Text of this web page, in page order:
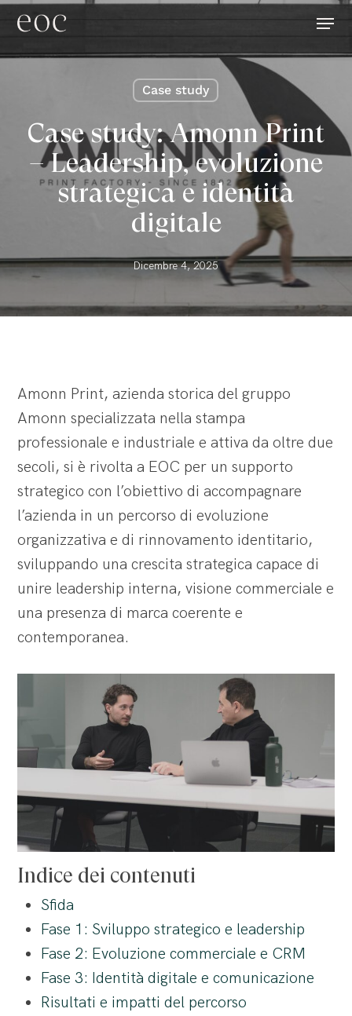
Skip
main
Menu
Case study
Case study: Amonn Print
– Leadership, evoluzione
strategica e identità
digitale
Dicembre 4, 2025
Amonn Print, azienda storica del gruppo
Amonn specializzata nella stampa
professionale e industriale e attiva da oltre due
secoli, si è rivolta a EOC per un supporto
strategico con l’obiettivo di accompagnare
l’azienda in un percorso di evoluzione
organizzativa e di rinnovamento identitario,
sviluppando una crescita strategica capace di
unire leadership interna, visione commerciale e
una presenza di marca coerente e
contemporanea.
Indice dei contenuti
Sfida
Fase 1: Sviluppo strategico e leadership
Fase 2: Evoluzione commerciale e CRM
Fase 3: Identità digitale e comunicazione
Risultati e impatti del percorso